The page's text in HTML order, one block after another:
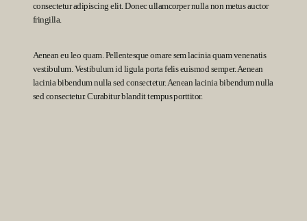
consectetur adipiscing elit. Donec ullamcorper nulla non metus auctor
fringilla.
Aenean eu leo quam. Pellentesque ornare sem lacinia quam venenatis
vestibulum. Vestibulum id ligula porta felis euismod semper. Aenean
lacinia bibendum nulla sed consectetur. Aenean lacinia bibendum nulla
sed consectetur. Curabitur blandit tempus porttitor.